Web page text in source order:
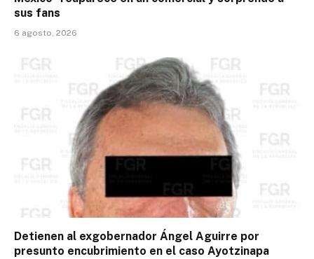
sus fans
6 agosto, 2026
Detienen al exgobernador Ángel Aguirre por
presunto encubrimiento en el caso Ayotzinapa